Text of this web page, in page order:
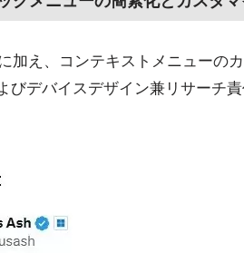
加え、コンテキストメニューの
びデバイスデザイン兼リサーチ